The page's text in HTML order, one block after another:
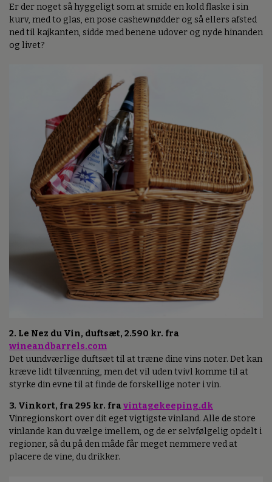
Er der noget så hyggeligt som at smide en kold flaske i sin
kurv, med to glas, en pose cashewnødder og så ellers afsted
ned til kajkanten, sidde med benene udover og nyde hinanden
og livet?
2. Le Nez du Vin, duftsæt, 2.590 kr. fra
wineandbarrels.com
Det uundværlige duftsæt til at træne dine vins noter. Det kan
kræve lidt tilvænning, men det vil uden tvivl komme til at
styrke din evne til at finde de forskellige noter i vin.
3. Vinkort, fra 295 kr. fravintagekeeping.dk
Vinregionskort over dit eget vigtigste vinland. Alle de store
vinlande kan du vælge imellem, og de er selvfølgelig opdelt i
regioner, så du på den måde får meget nemmere ved at
placere de vine, du drikker.